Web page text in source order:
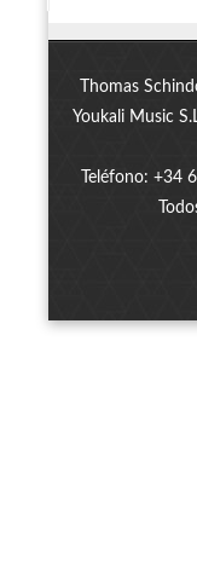
Thomas
Youkali Music
Teléfono: +34